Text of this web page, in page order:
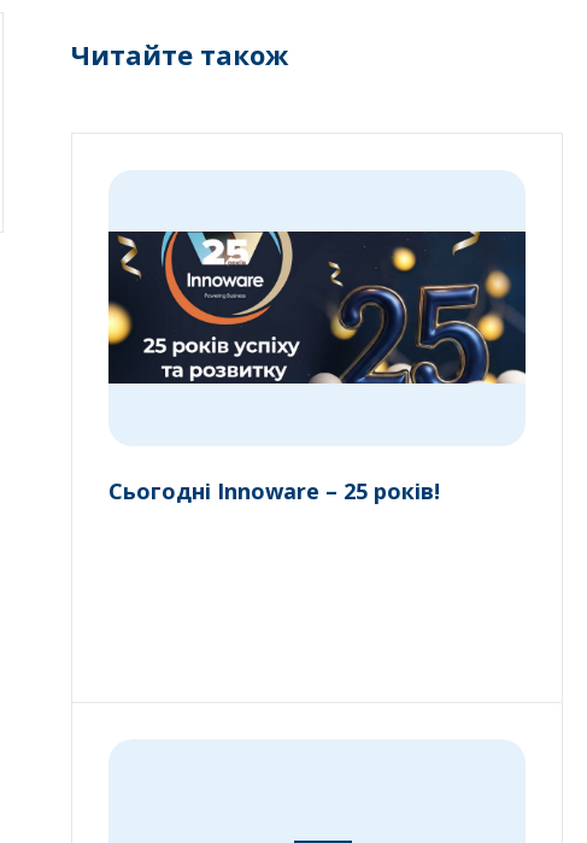
Читайте також
Сьогодні Innoware – 25 років!